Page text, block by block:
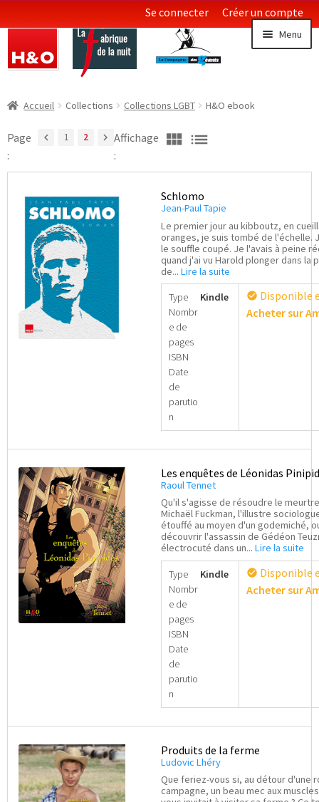
Se connecter
Créer un compte
Aller
la
Aller
contenu
Menu
Collections LGBT
menu
Littérature française LGBT
Ouvrir
le
Littérature étrangère LGBT
Littérature érotique gay
Beaux livres
Polars
Club privé
H&O ebook
Ouvrir
le
Accueil Collections Collections LGBT H&O ebook
Page
:
chevron_left 1 2 chevron_right Affichage
:
view_module list
Schlomo
Jean-Paul Tapie
Le premier jour au kibboutz, en
oranges, je suis tombé de l'échelle.
le souffle coupé. Je l'avais à peine
quand j'ai vu Harold plonger dans la
de... Lire la suite
Type
Nombr
e de
pages
ISBN
Date
de
parutio
n
Kindle check_circle Disponible
Acheter sur
Les enquêtes de Léonidas
Raoul Tennet
Qu'il s'agisse de résoudre le
Michaël Fuckman, l'illustre
étouffé au moyen d'un godemiché,
découvrir l'assassin de Gédéon
électrocuté dans un... Lire la suite
Type
Nombr
e de
pages
ISBN
Date
de
parutio
n
Kindle check_circle Disponible
Acheter sur
Produits de la ferme
Ludovic Lhéry
Que feriez-vous si, au détour d'une
campagne, un beau mec aux